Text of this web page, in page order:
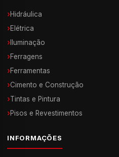
›Hidráulica
›Elétrica
› Iluminação
›Ferragens
›Ferramentas
›Cimento e Construção
›Tintas e Pintura
›Pisos e Revestimentos
INFORMAÇÕES